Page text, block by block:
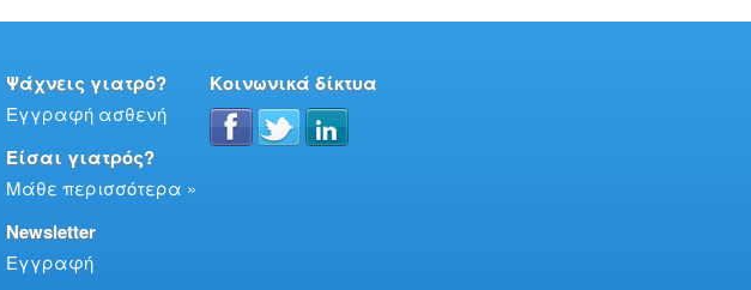
Ψάχνεις γιατρό?
Εγγραφή ασθενή
Είσαι γιατρός?
Μάθε περισσότερα »
Newsletter
Εγγραφή
Κοινωνικά δίκτυα